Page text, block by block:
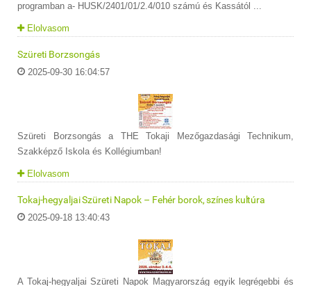
programban a- HUSK/2401/01/2.4/010 számú és Kassától ...
Elolvasom
Szüreti Borzsongás
2025-09-30 16:04:57
Szüreti Borzsongás a THE Tokaji Mezőgazdasági Technikum,
Szakképző Iskola és Kollégiumban!
Elolvasom
Tokaj-hegyaljai Szüreti Napok – Fehér borok, színes kultúra
2025-09-18 13:40:43
A Tokaj-hegyaljai Szüreti Napok Magyarország egyik legrégebbi és